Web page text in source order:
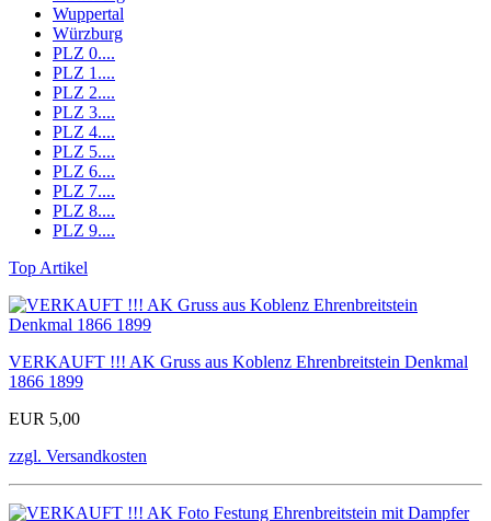
Wuppertal
Würzburg
PLZ 0....
PLZ 1....
PLZ 2....
PLZ 3....
PLZ 4....
PLZ 5....
PLZ 6....
PLZ 7....
PLZ 8....
PLZ 9....
Top Artikel
VERKAUFT !!! AK Gruss aus Koblenz Ehrenbreitstein Denkmal
1866 1899
EUR 5,00
zzgl. Versandkosten